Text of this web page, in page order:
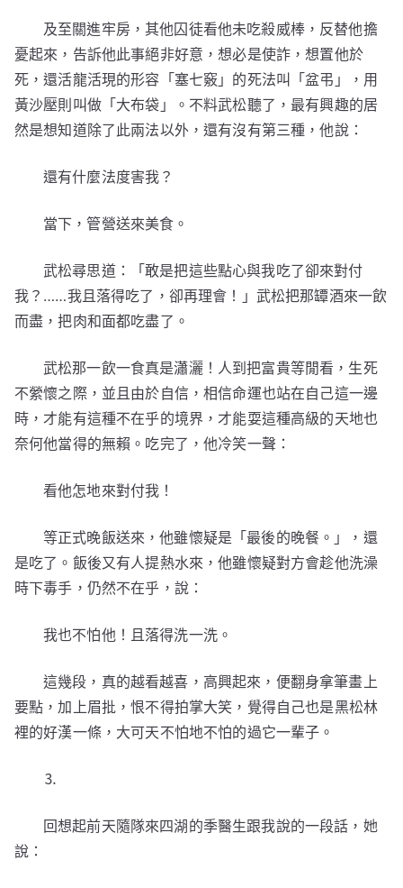
及至關進牢房，其他囚徒看他未吃殺威棒，反替他擔
憂起來，告訴他此事絕非好意，想必是使詐，想置他於
死，還活龍活現的形容「塞七竅」的死法叫「盆弔」，用
黃沙壓則叫做「大布袋」。不料武松聽了，最有興趣的居
然是想知道除了此兩法以外，還有沒有第三種，他說：
還有什麼法度害我？
當下，管營送來美食。
武松尋思道：「敢是把這些點心與我吃了卻來對付
我？……我且落得吃了，卻再理會！」武松把那罈酒來一飲
而盡，把肉和面都吃盡了。
武松那一飲一食真是瀟灑！人到把富貴等閒看，生死
不縈懷之際，並且由於自信，相信命運也站在自己這一邊
時，才能有這種不在乎的境界，才能耍這種高級的天地也
奈何他當得的無賴。吃完了，他冷笑一聲：
看他怎地來對付我！
等正式晚飯送來，他雖懷疑是「最後的晚餐。」，還
是吃了。飯後又有人提熱水來，他雖懷疑對方會趁他洗澡
時下毒手，仍然不在乎，說：
我也不怕他！且落得洗一洗。
這幾段，真的越看越喜，高興起來，便翻身拿筆畫上
要點，加上眉批，恨不得拍掌大笑，覺得自己也是黑松林
裡的好漢一條，大可天不怕地不怕的過它一輩子。
⒊
回想起前天隨隊來四湖的季醫生跟我說的一段話，她
說：